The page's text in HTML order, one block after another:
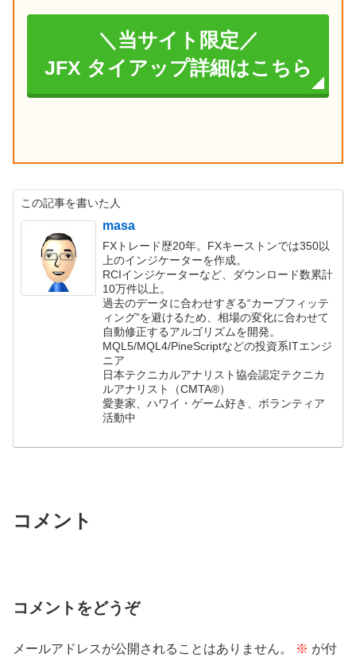
＼当サイト限定／
JFX タイアップ詳細はこちら
この記事を書いた人
masa
FXトレード歴20年。FXキーストンでは350以
上のインジケーターを作成。
RCIインジケーターなど、ダウンロード数累計
10万件以上。
過去のデータに合わせすぎる“カーブフィッテ
ィング”を避けるため、相場の変化に合わせて
自動修正するアルゴリズムを開発。
MQL5/MQL4/PineScriptなどの投資系ITエンジ
ニア
日本テクニカルアナリスト協会認定テクニカ
ルアナリスト（CMTA®）
愛妻家、ハワイ・ゲーム好き、ボランティア
活動中
コメント
コメントをどうぞ
メールアドレスが公開されることはありません。 ※ が付